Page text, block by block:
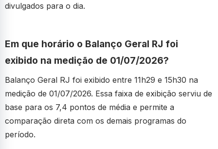
divulgados para o dia.
Em que horário o Balanço Geral RJ foi
exibido na medição de 01/07/2026?
Balanço Geral RJ foi exibido entre 11h29 e 15h30 na
medição de 01/07/2026. Essa faixa de exibição serviu de
base para os 7,4 pontos de média e permite a
comparação direta com os demais programas do
período.